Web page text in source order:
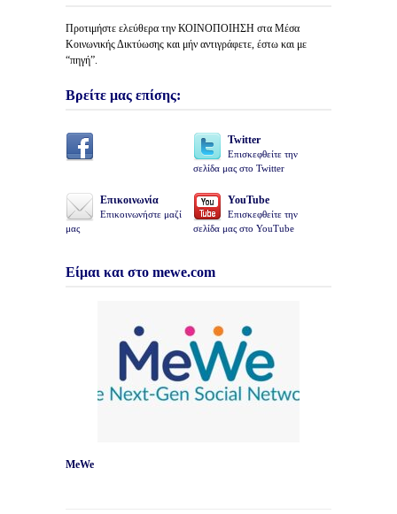
Προτιμήστε ελεύθερα την ΚΟΙΝΟΠΟΙΗΣΗ στα Μέσα
Κοινωνικής Δικτύωσης και μήν αντιγράφετε, έστω και με
“πηγή”.
Βρείτε μας επίσης:
Twitter
Επισκεφθείτε την
σελίδα μας στο Twitter
Επικοινωνία
Επικοινωνήστε μαζί
μας
YouTube
Επισκεφθείτε την
σελίδα μας στο YouTube
Είμαι και στο mewe.com
MeWe